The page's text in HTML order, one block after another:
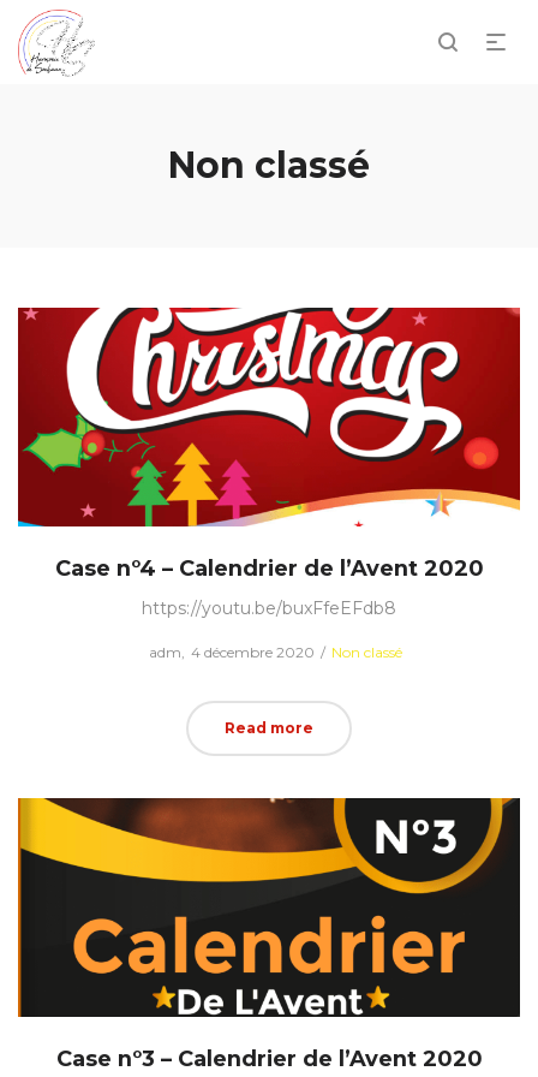
Non classé
Case n°4 – Calendrier de l’Avent 2020
https://youtu.be/buxFfeEFdb8
adm Posted
4 décembre 2020
Posted
Non classé
Read more
Case n°3 – Calendrier de l’Avent 2020